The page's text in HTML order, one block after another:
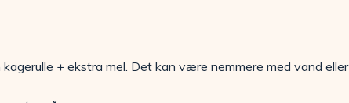
+ ekstra mel. Det kan være nemmere med vand eller